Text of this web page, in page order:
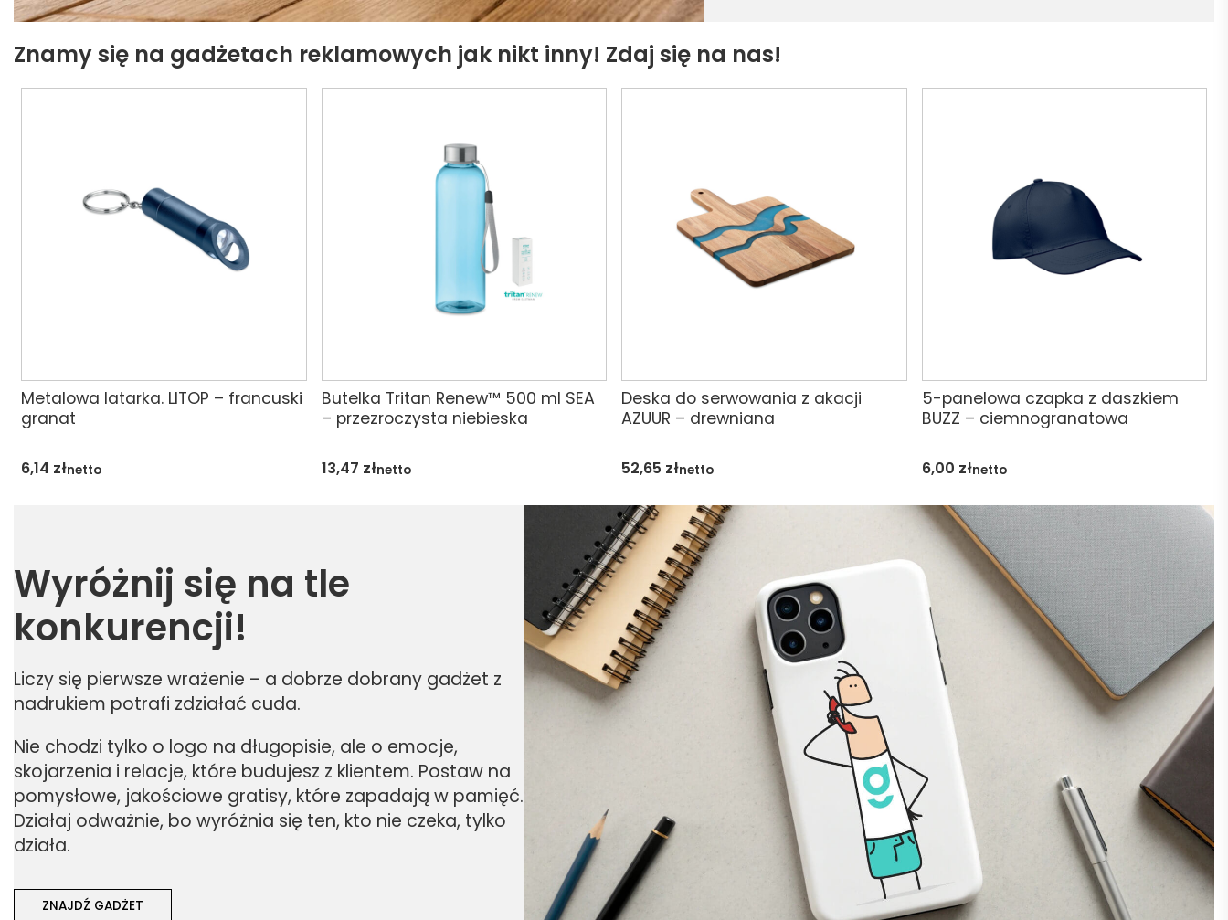
Znamy się na gadżetach reklamowych jak nikt inny! Zdaj się na nas!
Metalowa latarka. LITOP – francuski
granat
6,14 złnetto
Butelka Tritan Renew™ 500 ml SEA
– przezroczysta niebieska
13,47 złnetto
Deska do serwowania z akacji
AZUUR – drewniana
52,65 złnetto
5-panelowa czapka z daszkiem
BUZZ – ciemnogranatowa
6,00 złnetto
Wyróżnij się na tle
konkurencji!
Liczy się pierwsze wrażenie – a dobrze dobrany gadżet z
nadrukiem potrafi zdziałać cuda.
Nie chodzi tylko o logo na długopisie, ale o emocje,
skojarzenia i relacje, które budujesz z klientem. Postaw na
pomysłowe, jakościowe gratisy, które zapadają w pamięć.
Działaj odważnie, bo wyróżnia się ten, kto nie czeka, tylko
działa.
ZNAJDŹ GADŻET